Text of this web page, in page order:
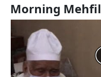
Morning Mehfil